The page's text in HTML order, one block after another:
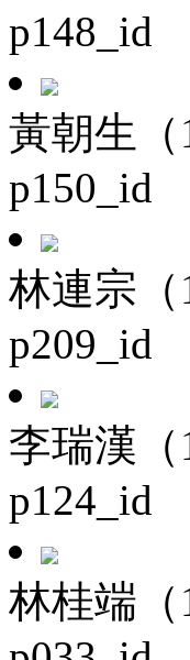
p148_id
黃朝生（
p150_id
林連宗（
p209_id
李瑞漢（
p124_id
林桂端（